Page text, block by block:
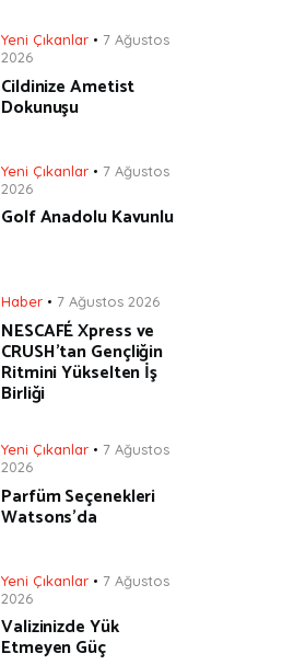
Yeni Çıkanlar
7 Ağustos
2026
Cildinize Ametist
Dokunuşu
Yeni Çıkanlar
7 Ağustos
2026
Golf Anadolu Kavunlu
Haber 7 Ağustos 2026
NESCAFÉ Xpress ve
CRUSH’tan Gençliğin
Ritmini Yükselten İş
Birliği
Yeni Çıkanlar
7 Ağustos
2026
Parfüm Seçenekleri
Watsons’da
Yeni Çıkanlar
7 Ağustos
2026
Valizinizde Yük
Etmeyen Güç